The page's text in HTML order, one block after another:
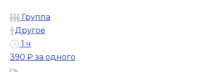
Группа
Другое
1 ч
390 ₽ за одного